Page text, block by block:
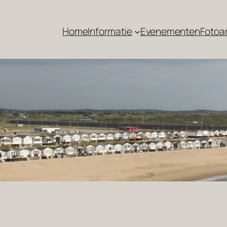
HomeInformatie Evenementen